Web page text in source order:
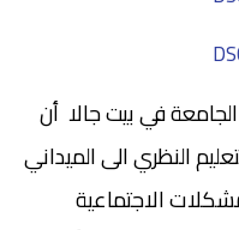
في بيت جالا أن
النظري الى الميداني
الاجتماعية